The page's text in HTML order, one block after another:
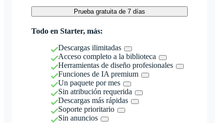
Prueba gratuita de 7 días
Todo en Starter, más:
Descargas ilimitadas
Acceso completo a la biblioteca
Herramientas de diseño profesionales
Funciones de IA premium
Un paquete por mes
Sin atribución requerida
Descargas más rápidas
Soporte prioritario
Sin anuncios